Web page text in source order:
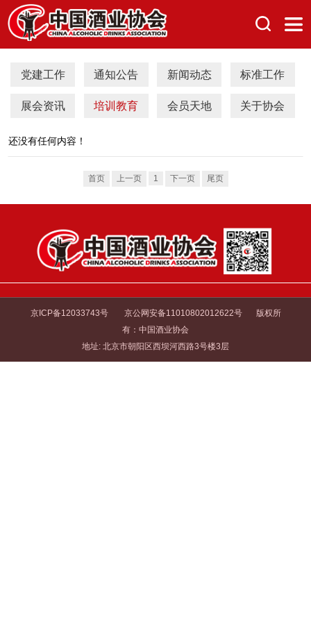
党建工作 通知公告 新闻动态 标准工作
展会资讯 培训教育 会员天地 关于协会
还没有任何内容！
首页 上一页 1 下一页 尾页
京ICP备12033743号 京公网安备11010802012622号
版权所
有：中国酒业协会
地址: 北京市朝阳区西坝河西路3号楼3层